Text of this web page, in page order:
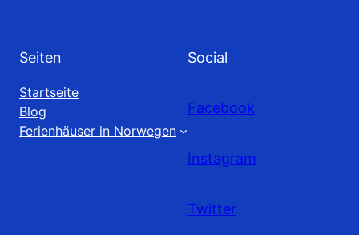
Seiten
Startseite
Blog
Ferienhäuser in Norwegen
Social
Facebook
Instagram
Twitter